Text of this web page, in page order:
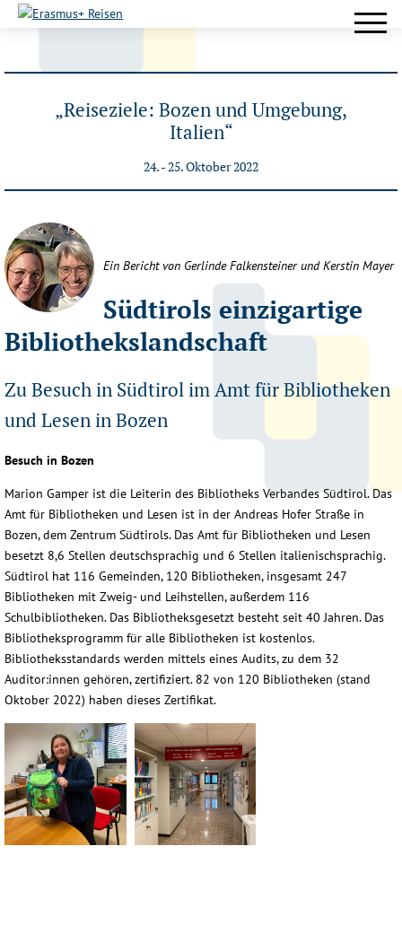
„Reiseziele: Bozen und Umgebung,
Italien“
24. - 25. Oktober 2022
Ein Bericht von Gerlinde Falkensteiner und Kerstin Mayer
Südtirols einzigartige
Bibliothekslandschaft
Zu Besuch in Südtirol im Amt für Bibliotheken
und Lesen in Bozen
Besuch in Bozen
Marion Gamper ist die Leiterin des Bibliotheks Verbandes Südtirol. Das
Amt für Bibliotheken und Lesen ist in der Andreas Hofer Straße in
Bozen, dem Zentrum Südtirols. Das Amt für Bibliotheken und Lesen
besetzt 8,6 Stellen deutschsprachig und 6 Stellen italienischsprachig.
Südtirol hat 116 Gemeinden, 120 Bibliotheken, insgesamt 247
Bibliotheken mit Zweig- und Leihstellen, außerdem 116
Schulbibliotheken. Das Bibliotheksgesetzt besteht seit 40 Jahren. Das
Bibliotheksprogramm für alle Bibliotheken ist kostenlos.
Bibliotheksstandards werden mittels eines Audits, zu dem 32
Auditor:innen gehören, zertifiziert. 82 von 120 Bibliotheken (stand
Oktober 2022) haben dieses Zertifikat.
Bozen_IMG_8289-(4) Bozen_IMG_8289-(2)